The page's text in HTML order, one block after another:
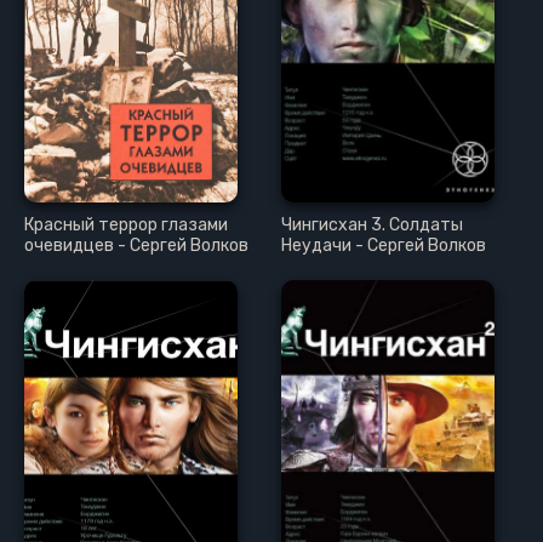
Красный террор глазами
очевидцев - Сергей Волков
Чингисхан 3. Солдаты
Неудачи - Сергей Волков